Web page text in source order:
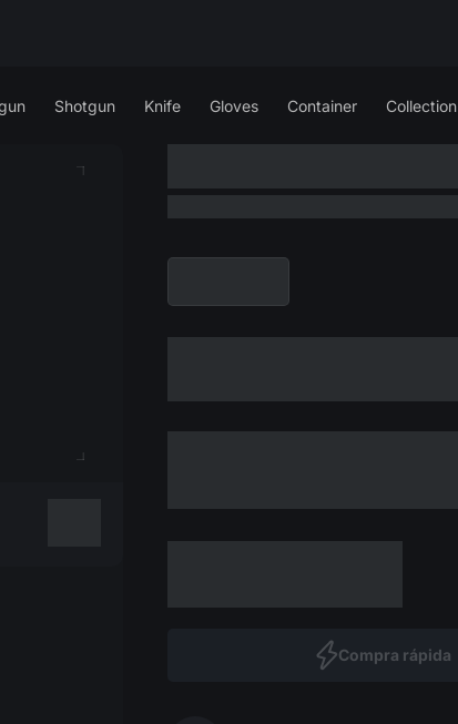
Shotgun Knife Gloves Container Collection
Compra rápida